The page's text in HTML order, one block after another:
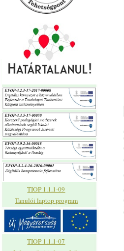
TIOP 1.1.1-09
Tanulói laptop program
TIOP 1.1.1-07